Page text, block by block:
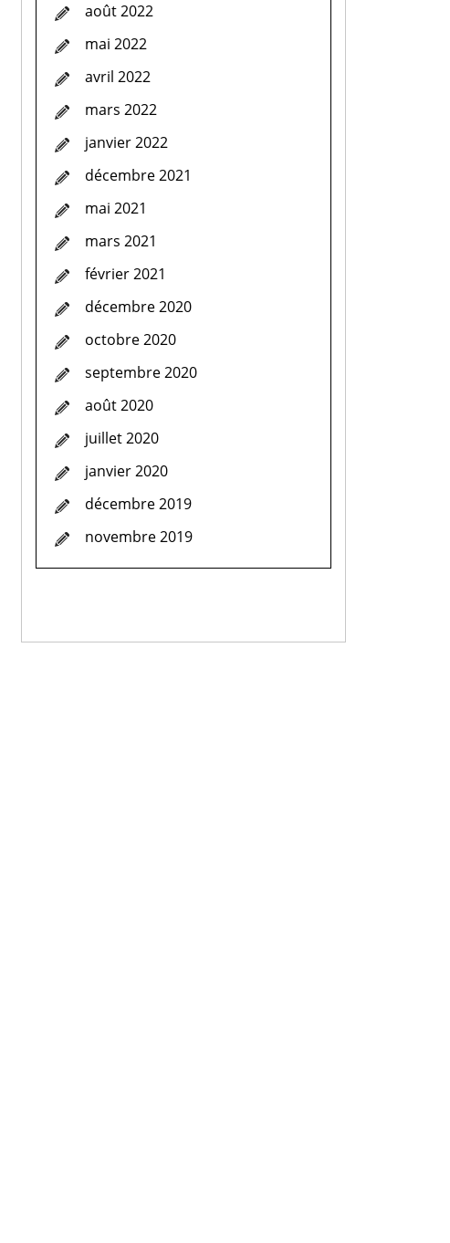
août 2022
mai 2022
avril 2022
mars 2022
janvier 2022
décembre 2021
mai 2021
mars 2021
février 2021
décembre 2020
octobre 2020
septembre 2020
août 2020
juillet 2020
janvier 2020
décembre 2019
novembre 2019